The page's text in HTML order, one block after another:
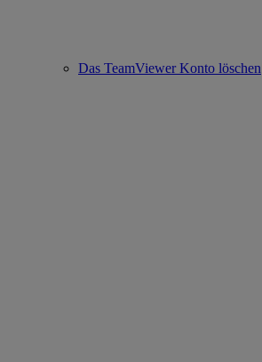
Das TeamViewer Konto löschen